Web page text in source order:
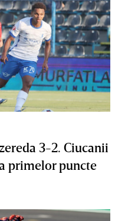
3-2. Ciucanii
primelor puncte